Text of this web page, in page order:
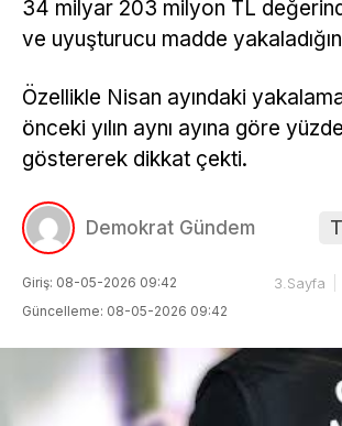
34 milyar 203 milyon TL
ve uyuşturucu madde
Özellikle Nisan ayındaki
önceki yılın aynı ayına göre
göstererek dikkat çekti.
Demokrat Gündem
Giriş: 08-05-2026 09:42
Güncelleme: 08-05-2026 09:42
3.Sayfa